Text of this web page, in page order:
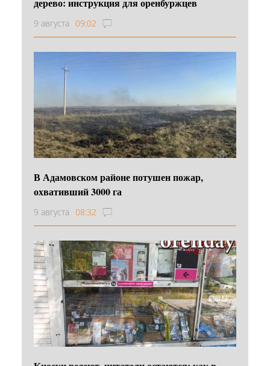
9 августа 09:02
В Адамовском районе потушен пожар,
охвативший 3000 га
9 августа 08:32